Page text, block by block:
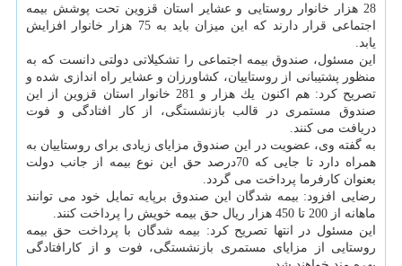
28 هزار خانوار روستایی و عشایر استان قزوین تحت پوشش بیمه
اجتماعی قرار دارند كه این میزان باید به 75 هزار خانوار افزایش
یابد.
این مسئول، صندوق بیمه اجتماعی را تشكیلاتی دولتی دانست كه به
منظور پشتیبانی از روستاییان، كشاورزان و عشایر راه اندازی شده و
تصریح كرد: هم اكنون یك هزار و 281 خانوار استان قزوین از این
صندوق مستمری در قالب بازنشستگی، از كار افتادگی و فوت
دریافت می كنند.
به گفته وی، عضویت در این صندوق مزایای زیادی برای روستاییان به
همراه دارد تا جایی كه 70درصد حق این نوع بیمه از جانب دولت
بعنوان كارفرما پرداخت می گردد.
رضایی افزود: بیمه شدگان این صندوق برپایه تمایل خود می توانند
ماهانه از 200 تا 450 هزار ریال حق بیمه خویش را پرداخت كنند.
این مسئول در انتها تصریح كرد: بیمه شدگان با پرداخت حق بیمه
روستایی از مزایای مستمری بازنشستگی، فوت و از كارافتادگی